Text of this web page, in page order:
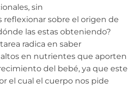
sin
sobre el origen de
las estas obteniendo?
radica en saber
en nutrientes que aporten
del bebé, ya que este
el cual el cuerpo nos pide